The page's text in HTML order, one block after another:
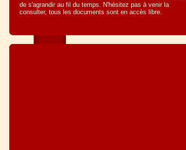
de s'agrandir au fil du temps. N'hésitez pas à venir la
consulter, tous les documents sont en accès libre.